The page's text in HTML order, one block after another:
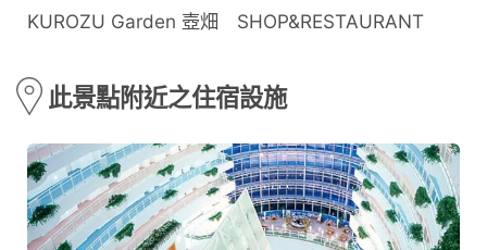
KUROZU Garden 壺畑 SHOP&RESTAURANT
此景點附近之住宿設施